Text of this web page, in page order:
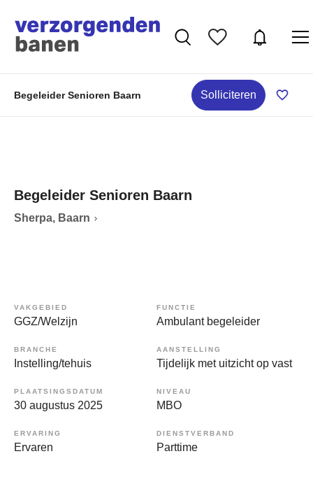
Begeleider Senioren Baarn Solliciteren
Begeleider Senioren Baarn
Sherpa, Baarn
VAKGEBIED
GGZ/Welzijn
FUNCTIE
Ambulant begeleider
BRANCHE
Instelling/tehuis
AANSTELLING
Tijdelijk met uitzicht op vast
PLAATSINGSDATUM
30 augustus 2025
NIVEAU
MBO
ERVARING
Ervaren
DIENSTVERBAND
Parttime